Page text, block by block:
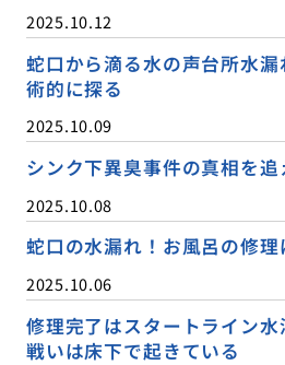
2025.10.12
蛇口から滴る水の声台所水
術的に探る
2025.10.09
シンク下異臭事件の真相を追
2025.10.08
蛇口の水漏れ！お風呂の修理
2025.10.06
修理完了はスタートライン
戦いは床下で起きている